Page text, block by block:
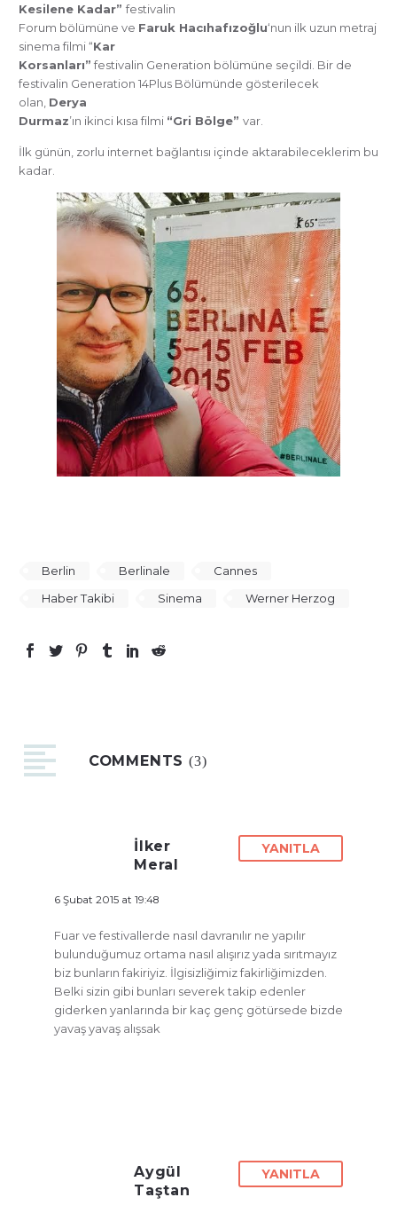
Kesilene Kadar” festivalin
Forum bölümüne ve Faruk Hacıhafızoğlu‘nun ilk uzun metraj
sinema filmi “Kar
Korsanları” festivalin Generation bölümüne seçildi. Bir de
festivalin Generation 14Plus Bölümünde gösterilecek
olan, Derya
Durmaz’ın ikinci kısa filmi “Gri Bölge” var.
İlk günün, zorlu internet bağlantısı içinde aktarabileceklerim bu
kadar.
Berlin Berlinale
Cannes
Haber Takibi
Sinema Werner Herzog
COMMENTS(3)
İlker
Meral
6 Şubat 2015 at 19:48
YANITLA
Fuar ve festivallerde nasıl davranılır ne yapılır
bulunduğumuz ortama nasıl alışırız yada sırıtmayız
biz bunların fakiriyiz. İlgisizliğimiz fakirliğimizden.
Belki sizin gibi bunları severek takip edenler
giderken yanlarında bir kaç genç götürsede bizde
yavaş yavaş alışsak
Aygül
Taştan
YANITLA